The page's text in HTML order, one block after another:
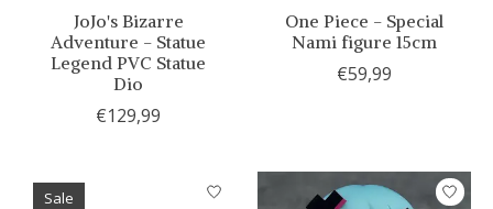
JoJo's Bizarre
Adventure - Statue
Legend PVC Statue
Dio
€129,99
One Piece - Special
Nami figure 15cm
€59,99
Sale